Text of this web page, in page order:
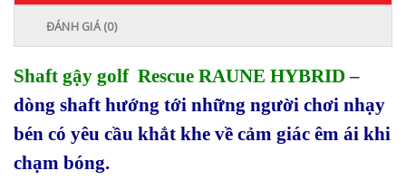
ĐÁNH GIÁ (0)
Shaft gậy golf Rescue RAUNE HYBRID–
dòng shaft hướng tới những người chơi nhạy
bén có yêu cầu khắt khe về cảm giác êm ái khi
chạm bóng.